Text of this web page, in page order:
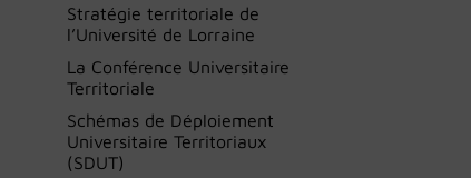
Stratégie territoriale de
l’Université de Lorraine
La Conférence Universitaire
Territoriale
Schémas de Déploiement
Universitaire Territoriaux
(SDUT)